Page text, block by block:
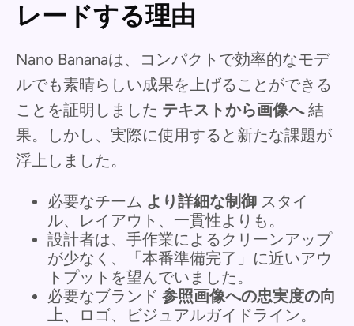
レードする理由
Nano Bananaは、コンパクトで効率的なモデ
ルでも素晴らしい成果を上げることができる
ことを証明しました テキストから画像へ結
果。しかし、実際に使用すると新たな課題が
浮上しました。
必要なチーム より詳細な制御 スタイ
ル、レイアウト、一貫性よりも。
設計者は、手作業によるクリーンアップ
が少なく、「本番準備完了」に近いアウ
トプットを望んでいました。
必要なブランド 参照画像への忠実度の向
上、ロゴ、ビジュアルガイドライン。